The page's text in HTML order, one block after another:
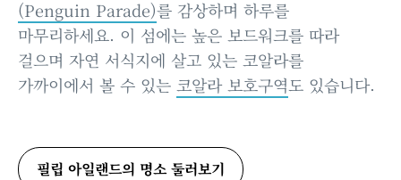
(Penguin Parade)를 감상하며 하루를
마무리하세요. 이 섬에는 높은 보드워크를 따라
걸으며 자연 서식지에 살고 있는 코알라를
가까이에서 볼 수 있는 코알라 보호구역도 있습니다.
필립 아일랜드의 명소 둘러보기